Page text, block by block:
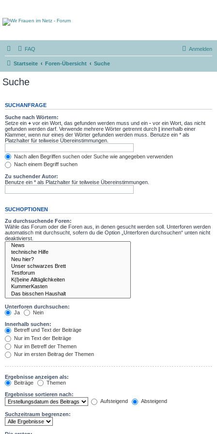
FAQ Anmelden
Startseite Foren-Übersicht Suche
Suche
SUCHANFRAGE
Suche nach Wörtern:
Setze ein + vor ein Wort, das gefunden werden muss und ein - vor ein Wort, das nicht
gefunden werden darf. Verwende mehrere Wörter getrennt durch | innerhalb einer
Klammer, wenn nur eines der Wörter gefunden werden muss. Benutze ein * als
Platzhalter für teilweise Übereinstimmungen.
Nach allen Begriffen suchen oder Suche wie angegeben verwenden
Nach einem Begriff suchen
Zu suchender Autor:
Benutze ein * als Platzhalter für teilweise Übereinstimmungen.
SUCHOPTIONEN
Zu durchsuchende Foren:
Wähle das Forum oder die Foren aus, in denen gesucht werden soll. Unterforen werden
automatisch mit durchsucht, sofern du die Option „Unterforen durchsuchen“ unten nicht
deaktivierst.
Unterforen durchsuchen:
Ja
Nein
Innerhalb suchen:
Betreff und Text der Beiträge
Nur im Text der Beiträge
Nur im Betreff der Themen
Nur im ersten Beitrag der Themen
Ergebnisse anzeigen als:
Beiträge
Themen
Ergebnisse sortieren nach:
Aufsteigend
Absteigend
Suchzeitraum begrenzen: